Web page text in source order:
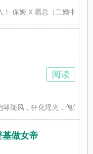
！ 保姆 X 霸总（二婚中年
哮随风，狂化瑶光，傀儡开
阅读
做女帝